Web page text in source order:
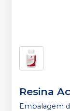
Resina
Embalagem